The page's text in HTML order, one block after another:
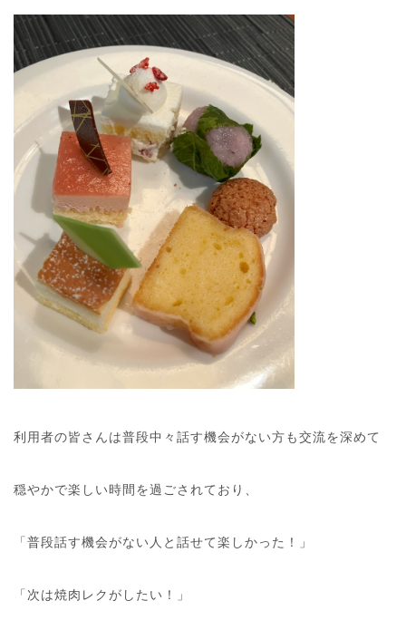
利用者の皆さんは普段中々話す機会がない方も交流を深めて
穏やかで楽しい時間を過ごされており、
「普段話す機会がない人と話せて楽しかった！」
「次は焼肉レクがしたい！」